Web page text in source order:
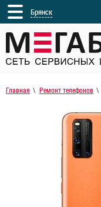
Брянск
Главная Ремонт телефонов